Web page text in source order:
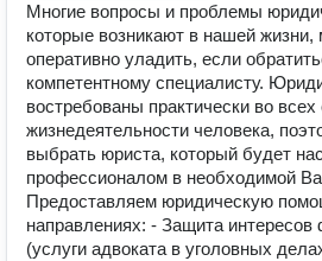
Многие вопросы и проблемы
которые возникают в нашей
оперативно уладить, если
компетентному специалисту.
востребованы практически во
жизнедеятельности человека,
выбрать юриста, который будет
профессионалом в необходимой
Предоставляем юридическую
направлениях: - Защита интересов
(услуги адвоката в уголовных